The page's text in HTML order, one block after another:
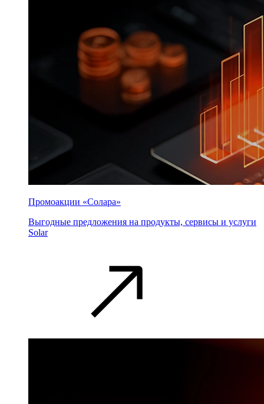
Промоакции «Солара»
Выгодные предложения на продукты, сервисы и услуги
Solar